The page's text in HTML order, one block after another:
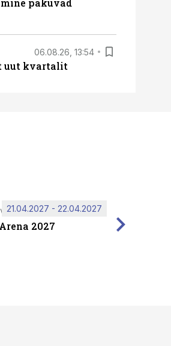
pakuvad
06.08.26, 13:54
uut kvartalit
HUB
2027
21.04.2027 - 22.04.2027